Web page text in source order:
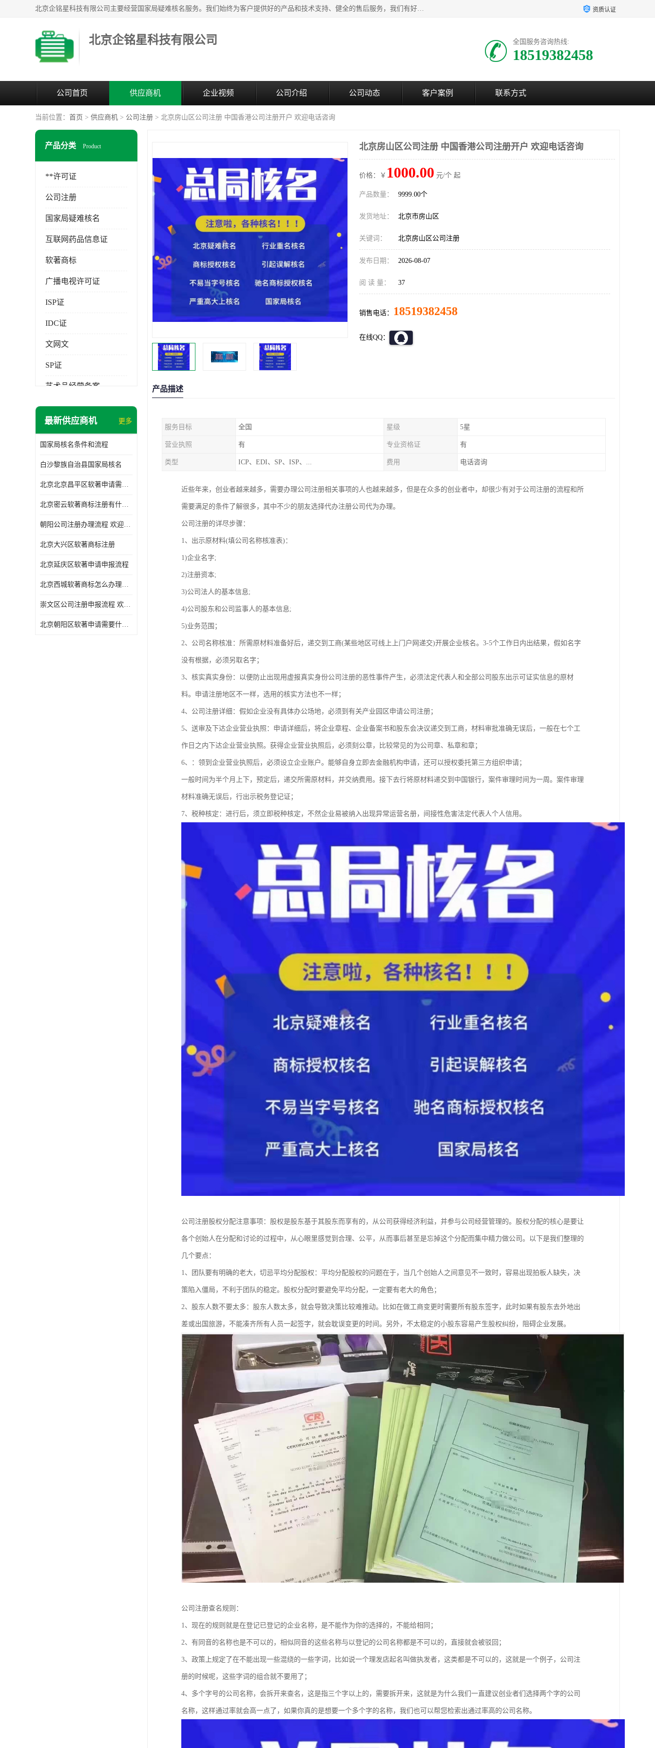
北京企铭星科技有限公司主要经营国家局疑难核名服务。我们始终为客户提供好的产品和技术支持、健全的售后服务，我们有好的产品和专业的销售和技术团队，我公司属于北京企业管理及投资咨询黄页行业，如果您对我公司的产品服务有兴趣，期待您在线留言或者来电咨询。 资质认证
北京企铭星科技有限公司 全国服务咨询热线:
18519382458
公司首页 供应商机 企业视频 公司介绍 公司动态 客户案例 联系方式
当前位置： 首页 > 供应商机 > 公司注册 > 北京房山区公司注册 中国香港公司注册开户 欢迎电话咨询
产品分类 Product
**许可证
公司注册
国家局疑难核名
互联网药品信息证
软著商标
广播电视许可证
ISP证
IDC证
文网文
SP证
艺术品经营备案
最新供应商机 更多
国家局核名条件和流程
白沙黎族自治县国家局核名
北京北京昌平区软著申请需要什么条件 软件著作权 欢迎电话咨询
北京密云软著商标注册有什么要求 软件著作权 欢迎电话咨询
朝阳公司注册办理流程 欢迎电话咨询
北京大兴区软著商标注册
北京延庆区软著申请申报流程
北京西城软著商标怎么办理流程 欢迎电话咨询
崇文区公司注册申报流程 欢迎电话咨询
北京朝阳区软著申请需要什么条件 欢迎电话咨询
北京房山区公司注册 中国香港公司注册开户 欢迎电话咨询
价格：￥ 1000.00 元/个 起
产品数量： 9999.00个
发货地址： 北京市房山区
关键词： 北京房山区公司注册
发布日期： 2026-08-07
阅 读 量： 37
销售电话： 18519382458
在线QQ：
产品描述
服务目标 全国 星级 5星
营业执照 有 专业资格证 有
类型 ICP、EDI、SP、ISP、... 费用 电话咨询
近些年来，创业者越来越多，需要办理公司注册相关事项的人也越来越多，但是在众多的创业者中，却很少有对于公司注册的流程和所
需要满足的条件了解很多，其中不少的朋友选择代办注册公司代为办理。
公司注册的详尽步骤：
1、出示原材料(填公司名称核准表)：
1)企业名字;
2)注册资本;
3)公司法人的基本信息;
4)公司股东和公司监事人的基本信息;
5)业务范围；
2、公司名称核准：所需原材料准备好后，递交到工商(某些地区可线上上门户网递交)开展企业核名。3-5个工作日内出结果，假如名字
没有根据，必须另取名字；
3、核实真实身份：以便防止出现用虚报真实身份公司注册的恶性事件产生，必须法定代表人和全部公司股东出示可证实信息的原材
料。申请注册地区不一样，选用的核实方法也不一样；
4、公司注册详细：假如企业没有具体办公场地，必须到有关产业园区申请公司注册；
5、送审及下达企业营业执照：申请详细后，将企业章程、企业备案书和股东会决议递交到工商，材料审批准确无误后，一般在七个工
作日之内下达企业营业执照。获得企业营业执照后，必须刻公章，比较常见的为公司章、私章和章；
6、：领到企业营业执照后，必须设立企业账户。能够自身立即去金融机构申请，还可以授权委托第三方组织申请；
一般时间为半个月上下，预定后，递交所需原材料，并交纳费用。接下去行将原材料递交到中国银行，案件审理时间为一周。案件审理
材料准确无误后，行出示税务登记证；
7、税种核定：进行后，须立即税种核定，不然企业易被纳入出现异常运营名册，间接性危害法定代表人个人信用。
公司注册股权分配注意事项：股权是股东基于其股东而享有的，从公司获得经济利益，并参与公司经营管理的。股权分配的核心是要让
各个创始人在分配和讨论的过程中，从心眼里感觉到合理、公平，从而事后甚至是忘掉这个分配而集中精力做公司。以下是我们整理的
几个要点：
1、团队要有明确的老大，切忌平均分配股权：平均分配股权的问题在于，当几个创始人之间意见不一致时，容易出现拍板人缺失，决
策陷入僵局，不利于团队的稳定。股权分配时要避免平均分配，一定要有老大的角色；
2、股东人数不要太多：股东人数太多，就会导致决策比较难推动。比如在做工商变更时需要所有股东签字，此时如果有股东去外地出
差或出国旅游，不能凑齐所有人员一起签字，就会耽误变更的时间。另外，不太稳定的小股东容易产生股权纠纷，阻碍企业发展。
公司注册查名规则：
1、现在的规则就是在登记已登记的企业名称，是不能作为你的选择的，不能给相同；
2、有同音的名称也是不可以的，相似同音的这些名称与以登记的公司名称都是不可以的，直接就会被驳回；
3、政策上规定了在不能出现一些混绕的一些字词，比如说一个理发店起名叫做执发者，这类都是不可以的，这就是一个例子，公司注
册的时候呢，这些字词的组合就不要用了；
4、多个字号的公司名称，会拆开来查名，这是指三个字以上的，需要拆开来，这就是为什么我们一直建议创业者们选择两个字的公司
名称，这样通过率就会高一点了，如果你真的是想要一个多个字的名称，我们也可以帮您检索出通过率高的公司名称。